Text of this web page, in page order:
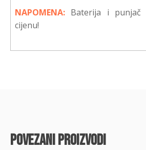
NAPOMENA: Baterija i punjač
cijenu!
povezani proizvodi